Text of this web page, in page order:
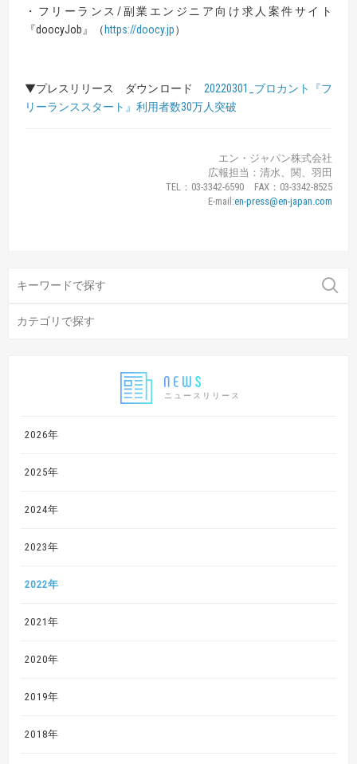
ニュースリリース
2026年
2025年
2024年
2023年
2022年
2021年
2020年
2019年
2018年
・フリーランス/副業エンジニア向け求⼈案件サイト
『doocyJob』（ https://doocy.jp）
▼プレスリリース ダウンロード 20220301_ブロカント『フ
リーランススタート』利用者数30万人突破
エン・ジャパン株式会社
広報担当：清水、関、羽田
TEL：03-3342-6590 FAX：03-3342-8525
E-mail:en-press@en-japan.com